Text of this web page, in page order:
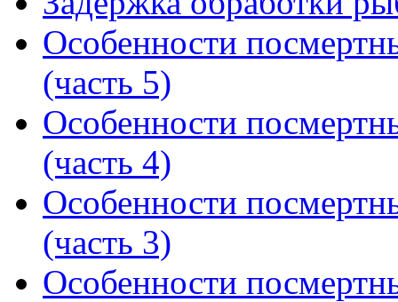
Особенности
(часть 5)
Особенности
(часть 4)
Особенности
(часть 3)
Особенности